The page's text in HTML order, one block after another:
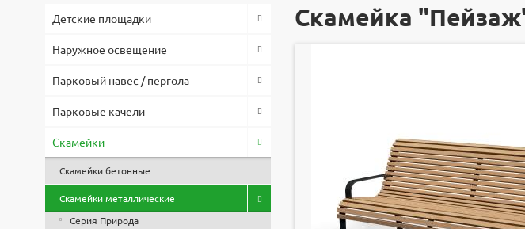
Скамейка
Детские площадки
Наружное освещение
Парковый навес / пергола
Парковые качели
Скамейки
Скамейки бетонные
Скамейки металлические
Серия Природа